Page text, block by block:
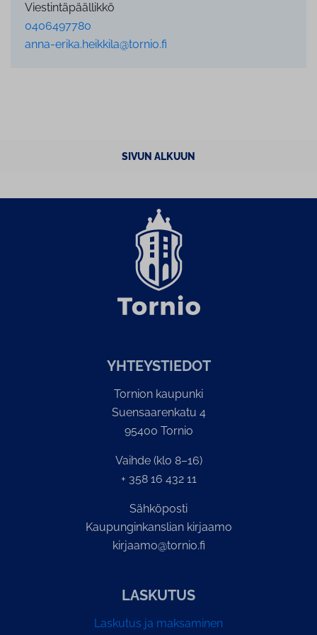
Viestintäpäällikkö
0406497780
anna-erika.heikkila@tornio.fi
SIVUN ALKUUN
YH­TEYS­TIE­DOT
Tornion kaupunki
Suensaarenkatu 4
95400 Tornio
Vaihde (klo 8–16)
+ 358 16 432 11
Sähköposti
Kaupunginkanslian kirjaamo
kirjaamo@tornio.fi
LASKUTUS
Laskutus ja maksaminen